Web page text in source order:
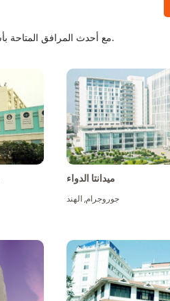
المستشفيات المعتمدة من JCI و NABH مع أحدث المرافق المتاحة بأسعار معقولة إلى جانب أفضل الطاقم الطبي.
ميدانتا الدواء
جوروجرام,الهند